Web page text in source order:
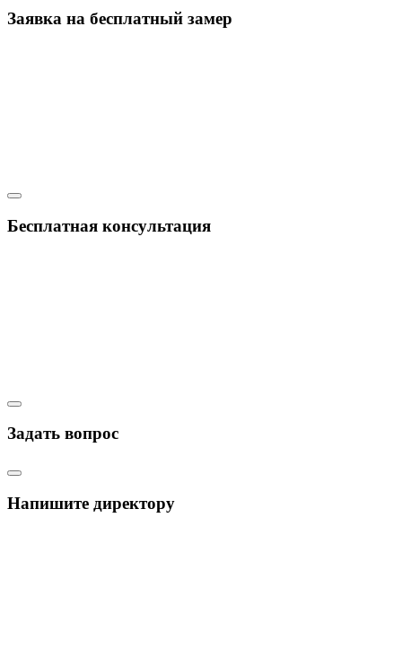
Заявка на бесплатный замер
Бесплатная консультация
Задать вопрос
Напишите директору